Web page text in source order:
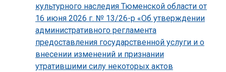
культурного наследия Тюменской области от
16 июня 2026 г. № 13/26-р «Об утверждении
административного регламента
предоставления государственной услуги и о
внесении изменений и признании
утратившими силу некоторых актов